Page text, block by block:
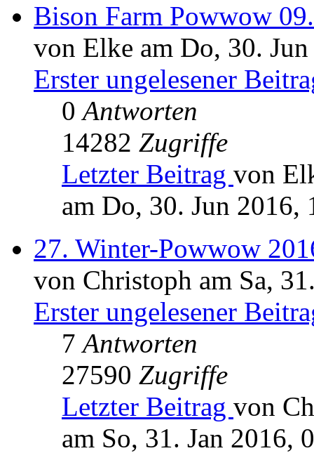
Bison Farm Powwow
von Elke am Do, 30.
Erster ungelesener
0Antworten
14282 Zugriffe
Letzter Beitrag von
am Do, 30. Jun 2016,
27. Winter-Powwow
von Christoph am Sa,
Erster ungelesener
7Antworten
27590 Zugriffe
Letzter Beitrag von
am So, 31. Jan 2016,